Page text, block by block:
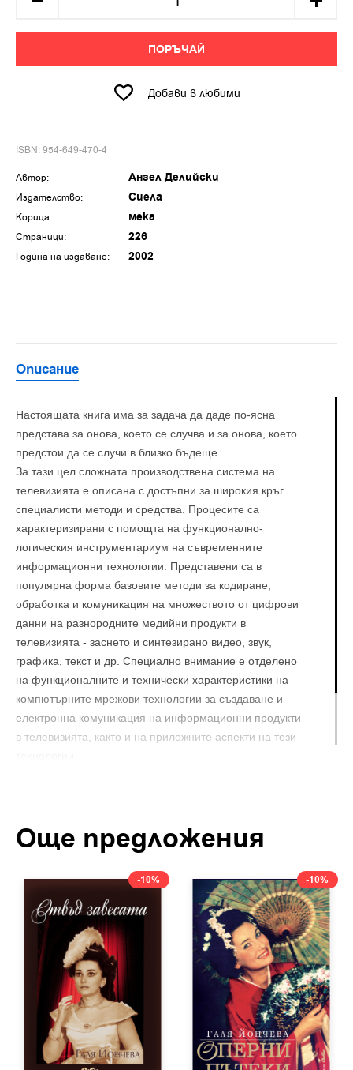
ISBN: 954-649-470-4
Автор: Ангел Делийски
Издателство: Сиела
Корица: мека
Страници: 226
Година на издаване: 2002
ПОРЪЧАЙ
Добави в любими
Описание
Настоящата книга има за задача да даде по-ясна
представа за онова, което се случва и за онова, което
предстои да се случи в близко бъдеще.
За тази цел сложната производствена система на
телевизията е описана с достъпни за широкия кръг
специалисти методи и средства. Процесите са
характеризирани с помощта на функционално-
логическия инструментариум на съвременните
информационни технологии. Представени са в
популярна форма базовите методи за кодиране,
обработка и комуникация на множеството от цифрови
данни на разнородните медийни продукти в
телевизията - заснето и синтезирано видео, звук,
графика, текст и др. Специално внимание е отделено
на функционалните и технически характеристики на
компютърните мрежови технологии за създаване и
електронна комуникация на информационни продукти
в телевизията, както и на приложните аспекти на тези
Още предложения
-10% -10%